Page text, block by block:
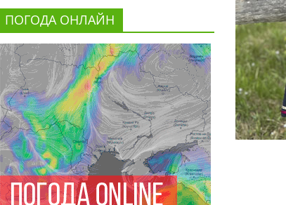
ПОГОДА ОНЛАЙН